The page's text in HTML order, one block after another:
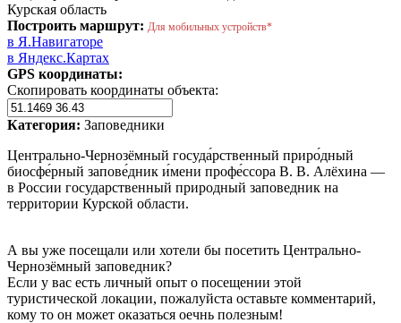
Курская область
Построить маршрут: Для мобильных устройств*
в Я.Навигаторе
в Яндекс.Картах
GPS координаты:
Скопировать координаты объекта:
Категория: Заповедники
Центрально-Чернозёмный госуда́рственный приро́дный
биосфе́рный запове́дник и́мени профе́ссора В. В. Алёхина —
в России государственный природный заповедник на
территории Курской области.
А вы уже посещали или хотели бы посетить Центрально-
Чернозёмный заповедник?
Если у вас есть личный опыт о посещении этой
туристической локации, пожалуйста оставьте комментарий,
кому то он может оказаться оечнь полезным!